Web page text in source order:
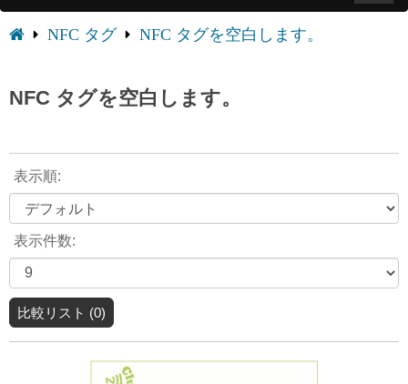
NFC タグ NFC タグを空白します。
NFC タグを空白します。
表示順:
表示件数:
比較リスト (0)